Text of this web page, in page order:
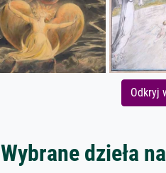
Odkryj
Wybrane dzieła